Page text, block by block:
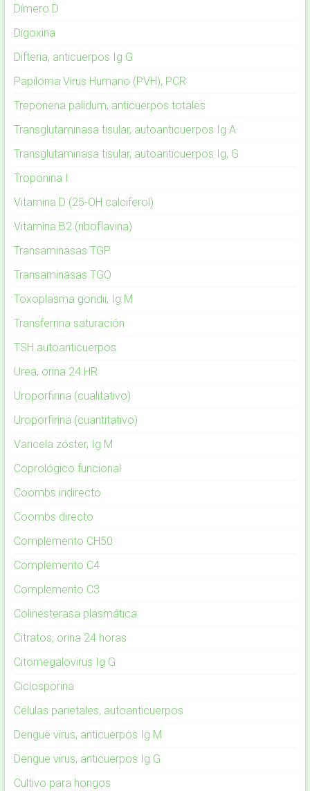
Dímero D
Digoxina
Difteria, anticuerpos Ig G
Papiloma Virus Humano (PVH), PCR
Treponena palidum, anticuerpos totales
Transglutaminasa tisular, autoanticuerpos Ig A
Transglutaminasa tisular, autoanticuerpos Ig, G
Troponina I
Vitamina D (25-OH calciferol)
Vitamina B2 (riboflavina)
Transaminasas TGP
Transaminasas TGO
Toxoplasma gondii, Ig M
Transferrina saturación
TSH autoanticuerpos
Urea, orina 24 HR
Uroporfirina (cualitativo)
Uroporfirina (cuantitativo)
Varicela zóster, Ig M
Coprológico funcional
Coombs indirecto
Coombs directo
Complemento CH50
Complemento C4
Complemento C3
Colinesterasa plasmática
Citratos, orina 24 horas
Citomegalovirus Ig G
Ciclosporina
Células parietales, autoanticuerpos
Dengue virus, anticuerpos Ig M
Dengue virus, anticuerpos Ig G
Cultivo para hongos